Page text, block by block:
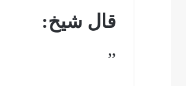
قال شيخ:
”